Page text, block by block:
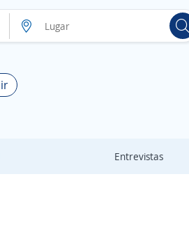
Entrevistas